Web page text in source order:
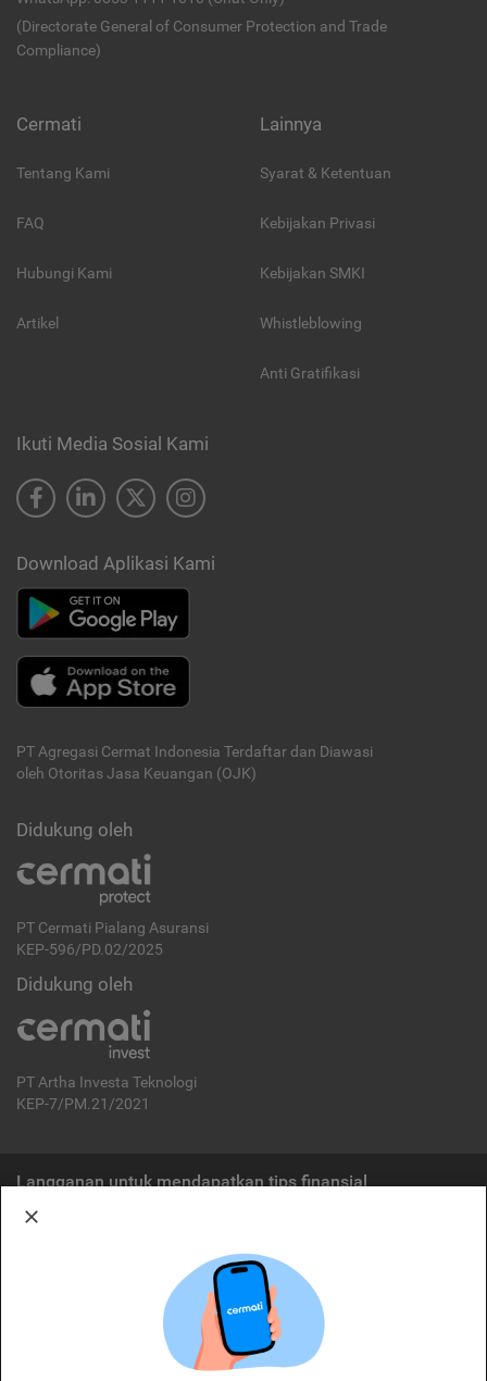
(Directorate General of Consumer Protection and Trade
Compliance)
Cermati
Tentang Kami
FAQ
Hubungi Kami
Artikel
Lainnya
Syarat & Ketentuan
Kebijakan Privasi
Kebijakan SMKI
Whistleblowing
Anti Gratifikasi
Ikuti Media Sosial Kami
Download Aplikasi Kami
PT Agregasi Cermat Indonesia Terdaftar dan Diawasi
oleh Otoritas Jasa Keuangan (OJK)
Didukung oleh
PT Cermati Pialang Asuransi
KEP-596/PD.02/2025
Didukung oleh
PT Artha Investa Teknologi
KEP-7/PM.21/2021
Langganan untuk mendapatkan tips finansial
Cermati merupakan penyelenggara agregasi jasa keuangan yang terdaftar di
OJK. Oleh karena itu, produk dan/atau layanan jasa keuangan yang
ditawarkan bukan merupakan produk dan/atau layanan jasa keuangan yang
diterbitkan oleh Cermati dan Cermati tidak bertanggung jawab atas tuntutan